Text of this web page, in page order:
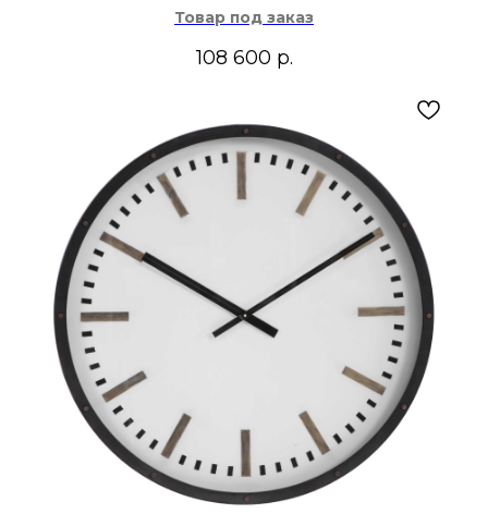
Товар под заказ
108 600 р.